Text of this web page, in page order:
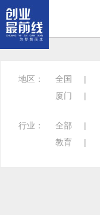
地区： 全国 |
厦门
|
行业： 全部 |
教育
|